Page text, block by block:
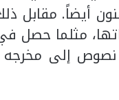
أيضاً. مقابل
إلى